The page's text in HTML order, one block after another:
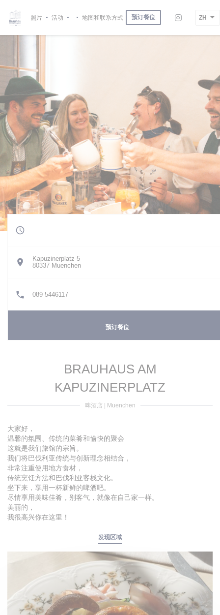
照片 活动
((在新窗口中打开))
地图和联系方式 预订餐位
Instagram
ZH
Kapuzinerplatz 5
80337 Muenchen((在新窗口中打开))
089 5446117
预订餐位
BRAUHAUS AM
KAPUZINERPLATZ
啤酒店 Muenchen
大家好，
温馨的氛围、传统的菜肴和愉快的聚会
这就是我们旅馆的宗旨。
我们将巴伐利亚传统与创新理念相结合，
非常注重使用地方食材，
传统烹饪方法和巴伐利亚客栈文化。
坐下来，享用一杯新鲜的啤酒吧。
尽情享用美味佳肴，别客气，就像在自己家一样。
美丽的，
我很高兴你在这里！
发现区域